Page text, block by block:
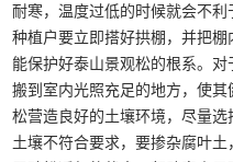
耐寒，温度过低的时候就会不利
种植户要立即搭好拱棚，并把
能保护好泰山景观松的根系。
搬到室内光照充足的地方，使
松营造良好的土壤环境，尽量
土壤不符合要求，要掺杂腐叶